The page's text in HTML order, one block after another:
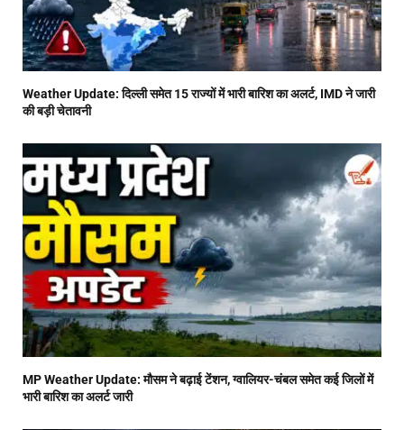
Weather Update: दिल्ली समेत 15 राज्यों में भारी बारिश का अलर्ट, IMD ने जारी
की बड़ी चेतावनी
MP Weather Update: मौसम ने बढ़ाई टेंशन, ग्वालियर-चंबल समेत कई जिलों में
भारी बारिश का अलर्ट जारी